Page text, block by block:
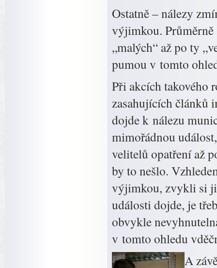
Ostatně – nálezy
výjimkou. Průměrně
„malých“ až po ty
pumou v tomto
Při akcích takového
zasahujících článků
dojde k nálezu
mimořádnou
velitelů opatření až
by to nešlo.
výjimkou, zvykli si
události dojde, je
obvykle
v tomto ohledu
A